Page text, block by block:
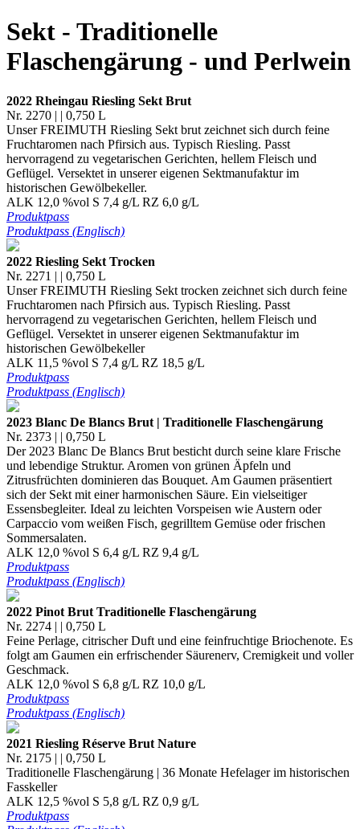
Sekt - Traditionelle
Flaschengärung - und Perlwein
2022 Rheingau Riesling Sekt Brut
Nr. 2270 | | 0,750 L
Unser FREIMUTH Riesling Sekt brut zeichnet sich durch feine
Fruchtaromen nach Pfirsich aus. Typisch Riesling. Passt
hervorragend zu vegetarischen Gerichten, hellem Fleisch und
Geflügel. Versektet in unserer eigenen Sektmanufaktur im
historischen Gewölbekeller.
ALK 12,0 %vol S 7,4 g/L RZ 6,0 g/L
Produktpass
Produktpass (Englisch)
2022 Riesling Sekt Trocken
Nr. 2271 | | 0,750 L
Unser FREIMUTH Riesling Sekt trocken zeichnet sich durch feine
Fruchtaromen nach Pfirsich aus. Typisch Riesling. Passt
hervorragend zu vegetarischen Gerichten, hellem Fleisch und
Geflügel. Versektet in unserer eigenen Sektmanufaktur im
historischen Gewölbekeller
ALK 11,5 %vol S 7,4 g/L RZ 18,5 g/L
Produktpass
Produktpass (Englisch)
2023 Blanc De Blancs Brut | Traditionelle Flaschengärung
Nr. 2373 | | 0,750 L
Der 2023 Blanc De Blancs Brut besticht durch seine klare Frische
und lebendige Struktur. Aromen von grünen Äpfeln und
Zitrusfrüchten dominieren das Bouquet. Am Gaumen präsentiert
sich der Sekt mit einer harmonischen Säure. Ein vielseitiger
Essensbegleiter. Ideal zu leichten Vorspeisen wie Austern oder
Carpaccio vom weißen Fisch, gegrilltem Gemüse oder frischen
Sommersalaten.
ALK 12,0 %vol S 6,4 g/L RZ 9,4 g/L
Produktpass
Produktpass (Englisch)
2022 Pinot Brut Traditionelle Flaschengärung
Nr. 2274 | | 0,750 L
Feine Perlage, citrischer Duft und eine feinfruchtige Briochenote. Es
folgt am Gaumen ein erfrischender Säurenerv, Cremigkeit und voller
Geschmack.
ALK 12,0 %vol S 6,8 g/L RZ 10,0 g/L
Produktpass
Produktpass (Englisch)
2021 Riesling Réserve Brut Nature
Nr. 2175 | | 0,750 L
Traditionelle Flaschengärung | 36 Monate Hefelager im historischen
Fasskeller
ALK 12,5 %vol S 5,8 g/L RZ 0,9 g/L
Produktpass